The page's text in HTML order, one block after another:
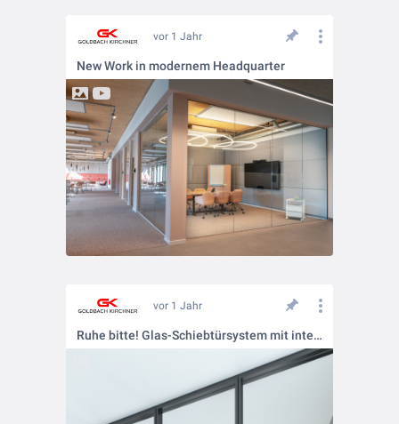
vor 1 Jahr
New Work in modernem Headquarter
vor 1 Jahr
Ruhe bitte! Glas-Schiebtürsystem mit integriertem Schallschutz